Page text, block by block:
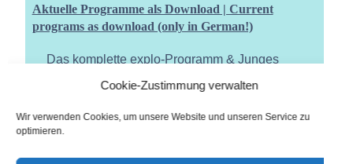
Cookie-Zustimmung verwalten
Wir verwenden Cookies, um unsere Website und unseren Service zu
optimieren.
Aktuelle Programme als Download | Current
programs as download (only in German!)
Das komplette explo-Programm & Junges
explo flyer (spring and summer)